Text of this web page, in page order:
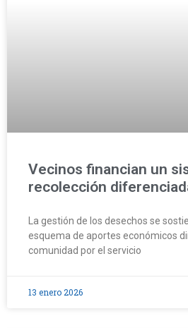
Vecinos financian un
recolección
La gestión de los desechos se
esquema de aportes económicos
comunidad por el servicio
13 enero 2026